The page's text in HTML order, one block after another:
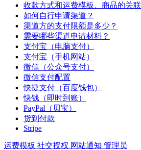
收款方式和运费模板、商品的关联
如何自行申请渠道？
渠道方的支付限额是多少？
需要哪些渠道申请材料？
支付宝（电脑支付）
支付宝（手机网站）
微信（公众号支付）
微信支付配置
快捷支付（百度钱包）
快钱（即时到账）
PayPal（贝宝）
货到付款
Stripe
运费模板 社交授权 网站通知 管理员